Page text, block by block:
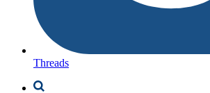
Threads